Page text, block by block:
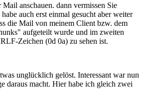
Mail anschauen. dann vermissen Sie
auch erst einmal gesucht aber weiter
die Mail von meinem Client bzw. dem
aufgeteilt wurde und im zweiten
Zeichen (0d 0a) zu sehen ist.
unglücklich gelöst. Interessant war nun
daraus macht. Hier habe ich gleich zwei